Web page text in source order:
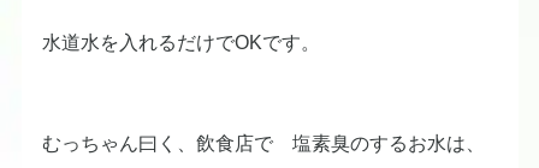
水道水を入れるだけでOKです。
むっちゃん曰く、飲食店で 塩素臭のするお水は、